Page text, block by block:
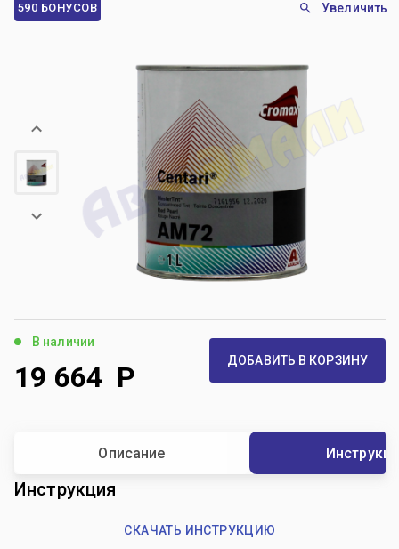
590 БОНУСОВ Увеличить
В наличии
19 664 Р ДОБАВИТЬ В КОРЗИНУ
Описание
Инструкция
СКАЧАТЬ ИНСТРУКЦИЮ